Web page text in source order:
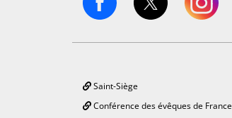
Saint-Siège
Conférence des évêques de France